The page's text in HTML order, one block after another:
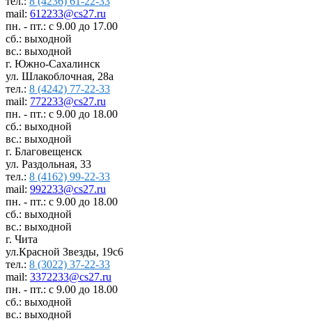
mail: 612233@cs27.ru
пн. - пт.: с 9.00 до 17.00
сб.: выходной
вс.: выходной
г. Южно-Сахалинск
ул. Шлакоблочная, 28а
тел.: 8 (4242) 77-22-33
mail: 772233@cs27.ru
пн. - пт.: с 9.00 до 18.00
сб.: выходной
вс.: выходной
г. Благовещенск
ул. Раздольная, 33
тел.: 8 (4162) 99-22-33
mail: 992233@cs27.ru
пн. - пт.: с 9.00 до 18.00
сб.: выходной
вс.: выходной
г. Чита
ул.Красной Звезды, 19с6
тел.: 8 (3022) 37-22-33
mail: 3372233@cs27.ru
пн. - пт.: с 9.00 до 18.00
сб.: выходной
вс.: выходной